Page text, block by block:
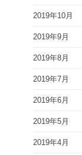
2019年10月
2019年9月
2019年8月
2019年7月
2019年6月
2019年5月
2019年4月